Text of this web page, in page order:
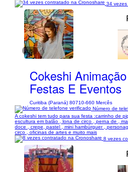
34
1/5
Cokeshi
Festas E Eventos
Curitiba (Paraná) 80710-660 Mercês
Número de
A cokeshi tem tudo para sua festa :carrinho de
escultura em balão , lona de circo , perna de ,
doce , crepe, pastel , mini hambúrguer ,
circo , oficinas de artes e muito mais
8 vezes